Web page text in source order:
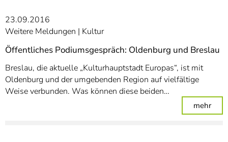
23.09.2016
Weitere Meldungen
Kultur
Öffentliches Podiumsgespräch: Oldenburg und Breslau
Breslau, die aktuelle „Kulturhauptstadt Europas“, ist mit
Oldenburg und der umgebenden Region auf vielfältige
Weise verbunden. Was können diese beiden…
mehr: